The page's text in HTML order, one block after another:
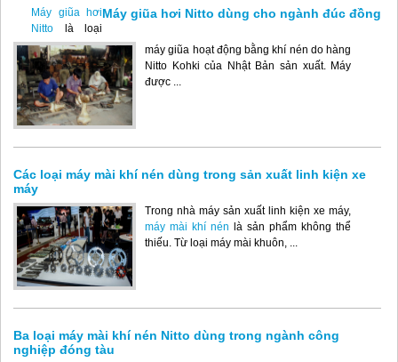
Máy giũa hơi Nitto dùng cho ngành đúc đồng
Máy giũa hơi
Nitto
là loại
máy giũa hoạt động bằng khí nén do hàng
Nitto Kohki của Nhật Bản sản xuất. Máy
được ...
Các loại máy mài khí nén dùng trong sản xuất linh kiện xe
máy
Trong nhà máy sản xuất linh kiện xe máy,
máy mài khí nén là sản phẩm không thể
thiếu. Từ loại máy mài khuôn, ...
Ba loại máy mài khí nén Nitto dùng trong ngành công
nghiệp đóng tàu